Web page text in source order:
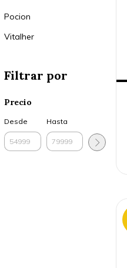
Pocion
Vitalher
Filtrar por
Precio
Desde Hasta